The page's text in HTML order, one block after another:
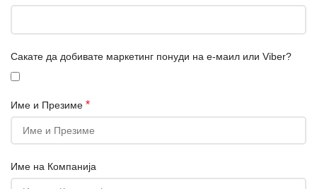
Сакате да добивате маркетинг понуди на е-маил или Viber?
Име и Презиме *
Име на Компанија